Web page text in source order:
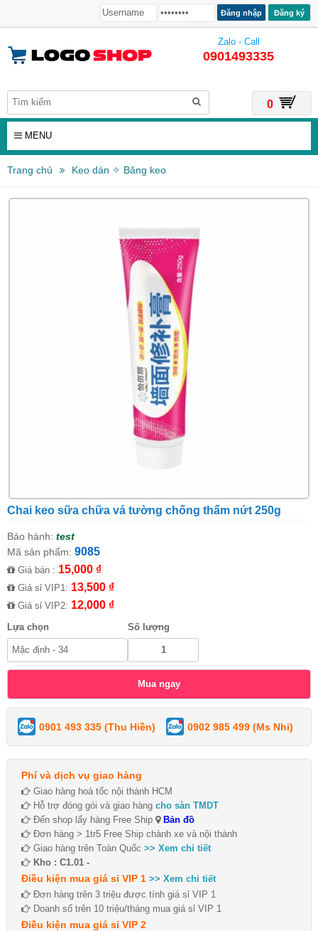
Đăng ký
Zalo - Call
0901493335
0
MENU
Trang chủ Keo dán ✧ Băng keo
Chai keo sữa chữa vá tường chống thấm nứt 250g
Bảo hành: test
Mã sản phẩm: 9085
Giá bán : 15,000 ₫
Giá sỉ VIP1: 13,500 ₫
Giá sỉ VIP2: 12,000 ₫
Lựa chọn Số lượng
0901 493 335 (Thu Hiền) 0902 985 499 (Ms Nhi)
Phí và dịch vụ giao hàng
Giao hàng hoả tốc nội thành HCM
Hỗ trợ đóng gói và giao hàng cho sàn TMDT
Đến shop lấy hàng Free Ship
Bản đồ
Đơn hàng > 1tr5 Free Ship chành xe và nội thành
Giao hàng trên Toàn Quốc >> Xem chi tiết
Kho : C1.01 -
Điều kiện mua giá sỉ VIP 1 >> Xem chi tiết
Đơn hàng trên 3 triệu được tính giá sỉ VIP 1
Doanh số trên 10 triệu/tháng mua giá sỉ VIP 1
Điều kiện mua giá sỉ VIP 2